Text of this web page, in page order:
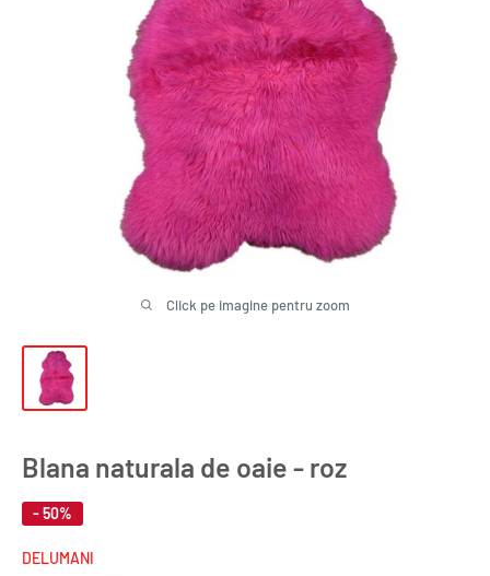
Click pe imagine pentru zoom
Blana naturala de oaie - roz
- 50%
DELUMANI